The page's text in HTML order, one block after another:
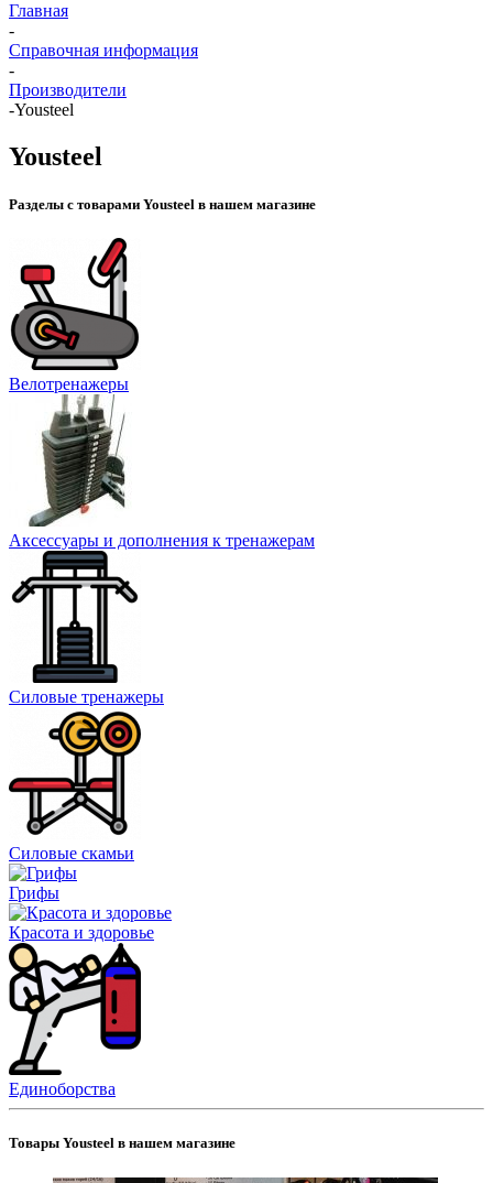
Главная
-
Справочная информация
-
Производители
-Yousteel
Yousteel
Разделы с товарами Yousteel в нашем магазине
Велотренажеры
Аксессуары и дополнения к тренажерам
Силовые тренажеры
Силовые скамьи
Грифы
Красота и здоровье
Единоборства
Товары Yousteel в нашем магазине